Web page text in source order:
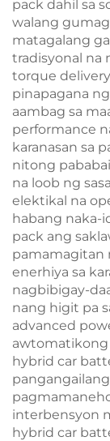
pack dahil sa
walang
matagalang
tradisyonal na
torque
pinapagana
aambag sa
performance
karanasan sa
nitong
na loob ng
elektikal na
habang naka-
pack ang
pamamagitan
enerhiya sa
nagbibigay-
nang higit pa
advanced
awtomatikong
hybrid car
interbensyon
hybrid car